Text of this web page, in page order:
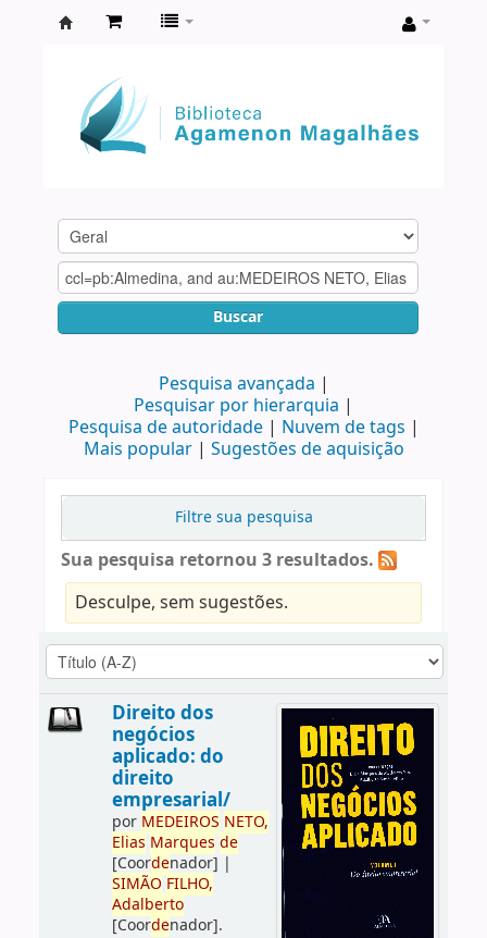
Agamenon
Magalhães
Buscar
Pesquisa avançada
Pesquisar por hierarquia
Pesquisa de autoridade
Nuvem de tags
Mais popular
Sugestões de aquisição
Filtre sua pesquisa
Sua pesquisa retornou 3 resultados.
Desculpe, sem sugestões.
Direito dos
negócios
aplicado: do
direito
empresarial/
por MEDEIROS NETO,
Elias Marques de
[Coordenador] |
SIMÃO FILHO,
Adalberto
[Coordenador].